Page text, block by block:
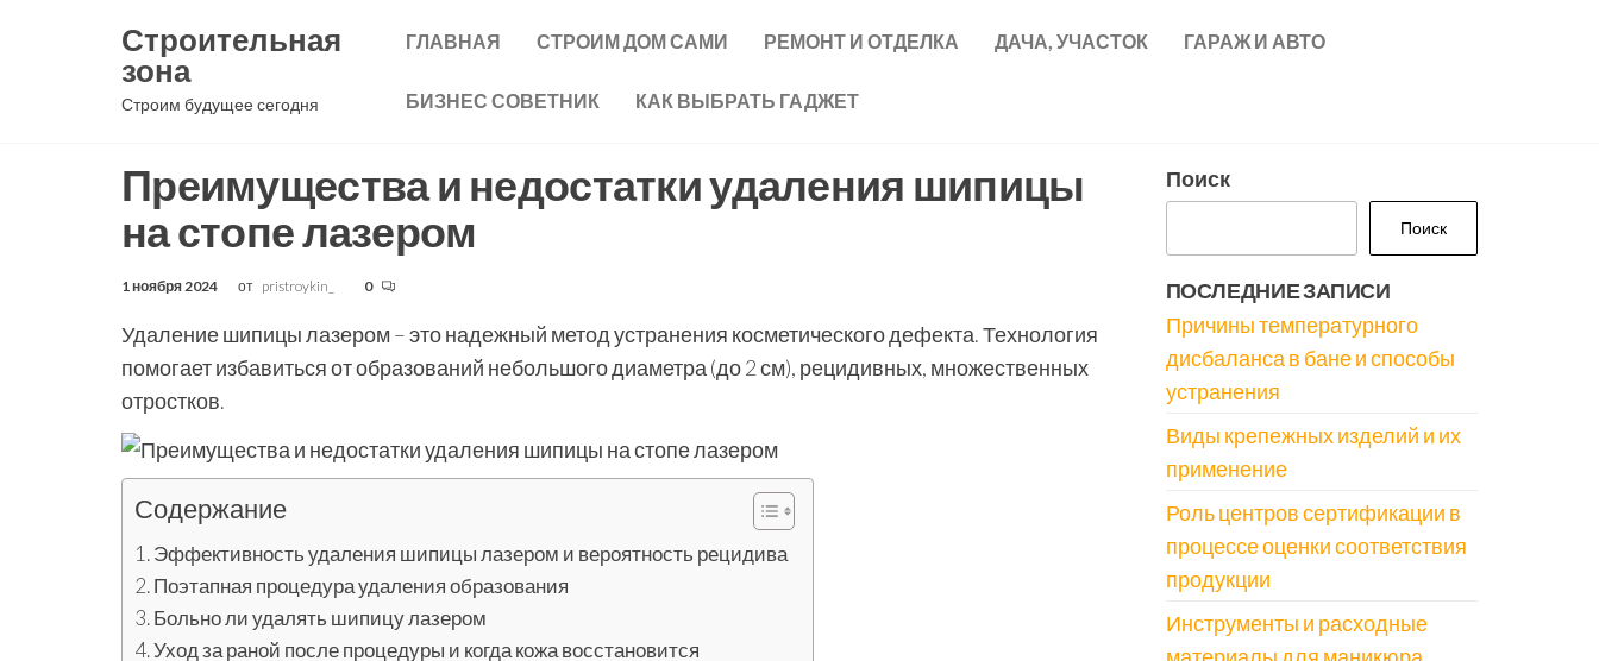
содержимому
Строительная
зона
Строим будущее сегодня
ГЛАВНАЯ СТРОИМ ДОМ САМИ РЕМОНТ И ОТДЕЛКА ДАЧА, УЧАСТОК ГАРАЖ И АВТО
БИЗНЕС СОВЕТНИК КАК ВЫБРАТЬ ГАДЖЕТ
Преимущества и недостатки удаления шипицы
на стопе лазером
1 ноября 2024 от pristroykin_ 0
Удаление шипицы лазером – это надежный метод устранения косметического дефекта. Технология
помогает избавиться от образований небольшого диаметра (до 2 см), рецидивных, множественных
отростков.
Содержание
Эффективность удаления шипицы лазером и вероятность рецидива
Поэтапная процедура удаления образования
Больно ли удалять шипицу лазером
Уход за раной после процедуры и когда кожа восстановится
Поиск
Поиск
ПОСЛЕДНИЕ ЗАПИСИ
Причины температурного
дисбаланса в бане и способы
устранения
Виды крепежных изделий и их
применение
Роль центров сертификации в
процессе оценки соответствия
продукции
Инструменты и расходные